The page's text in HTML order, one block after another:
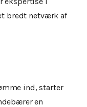
bredt netværk af
ind, starter
en